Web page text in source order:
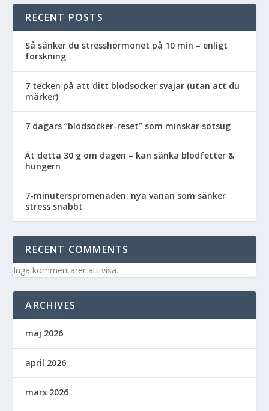
RECENT POSTS
Så sänker du stresshormonet på 10 min – enligt
forskning
7 tecken på att ditt blodsocker svajar (utan att du
märker)
7 dagars “blodsocker-reset” som minskar sötsug
Ät detta 30 g om dagen – kan sänka blodfetter &
hungern
7-minuterspromenaden: nya vanan som sänker
stress snabbt
RECENT COMMENTS
Inga kommentarer att visa.
ARCHIVES
maj 2026
april 2026
mars 2026